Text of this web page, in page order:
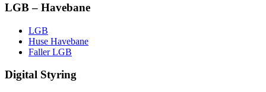
LGB – Havebane
LGB
Huse Havebane
Faller LGB
Digital Styring